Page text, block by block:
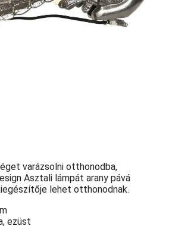
varázsolni otthonodba,
Asztali lámpát arany pává
lehet otthonodnak.
ezüst